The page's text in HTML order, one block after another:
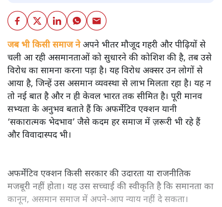
जब भी किसी समाज नेअपने भीतर मौजूद गहरी और पीढ़ियों से
चली आ रही असमानताओं को सुधारने की कोशिश की है, तब उसे
विरोध का सामना करना पड़ा है। यह विरोध अक्सर उन लोगों से
आया है, जिन्हें उस असमान व्यवस्था से लाभ मिलता रहा है। यह न
तो नई बात है और न ही केवल भारत तक सीमित है। पूरी मानव
सभ्यता के अनुभव बताते हैं कि अफर्मेटिव एक्शन यानी
‘सकारात्मक भेदभाव’ जैसे कदम हर समाज में ज़रूरी भी रहे हैं
और विवादास्पद भी।
अफर्मेटिव एक्शन किसी सरकार की उदारता या राजनीतिक
मजबूरी नहीं होता। यह उस सच्चाई की स्वीकृति है कि समानता का
कानून, असमान समाज में अपने-आप न्याय नहीं दे सकता।